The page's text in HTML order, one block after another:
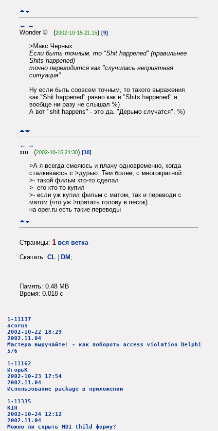
← →
Wonder © (2002-10-15 21:15) [9]
>Макс Черных
Если быть точным, то "Shit happened" (правильнее
Shits happened)
точно переводится как "случилась неприятная
ситуация"
Ну если быть соовсем точным, то такого выражения
как "Shit happened" равно как и "Shits happened" я
вообще ни разу не слышал %)
А вот "shit happens" - это да. "Дерьмо случатся". %)
← →
xm (2002-10-15 21:30) [10]
>А я всегда смеяюсь и плачу одновременно, когда
сталкиваюсь с >дурью. Тем более, с многократной:
>- такой фильм кто-то сделал
>- его кто-то купил
>- если уж купил фильм с матом, так и переводи с
матом (что уж >прятать голову в песок)
на oper.ru есть такие переводы
Страницы: 1 вся ветка
Скачать: CL DM ;
Память: 0.48 MB
Время: 0.018 c
1-11137
acorus
2002-10-22 18:29
2002.11.04
Мастера выручайте! - как побороть access violation Delphi
5/6
1-11162
ИгорьК
2002-10-23 17:54
2002.11.04
Использование package в приложении
1-11335
KIR
2002-10-24 12:12
2002.11.04
Можно ли скрыть MDI Child форму?